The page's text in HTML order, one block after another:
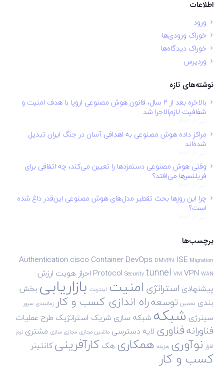
اطلاعات
ورود
خوراک ورودی‌ها
خوراک دیدگاه‌ها
وردپرس
نوشته‌های تازه
بالاخره بعد از ۲ سال، قانون هوش مصنوعی اروپا با هدف امنیت و
شفافیت لازم‌الاجرا شد
مراکز داده هوش مصنوعی به اهدافی آسان در جنگ ایران تبدیل
شده‌اند
وقتی هوش مصنوعی دستمزدها را تعیین می‌کند، چه اتفاقی برای
فریلنسرها می‌افتد؟
چرا این روزها بحث تقطیر مدل‌های هوش مصنوعی این‌قدر داغ شده
است؟
برچسب‌ها
Authentication cisco ContainerDevOps DMVPN ISE Migration
Protocol Security tunnel VM VPN WAN احراز هویت ارزش
پیشنهادی استراتژی امنیت اینترنت بازاریابیبخش
بندی تخمین توسعهراه اندازی کسب و کار زمانبندی سرور
سینرژی شبکه شبکه سازی شریک استراتژیک طرح عملیات
فناورانهفناوری لایه دسترسی ماشین مجازی مجازی سازی مشتری نرم
افزار نوآوری هزینه همکاری هککارآفرینیکانتینر
کسب و کار